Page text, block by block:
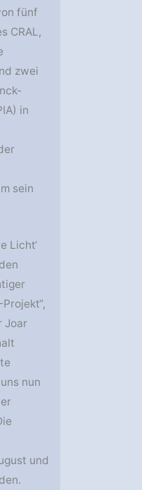
fünf
CRAL,
zwei
in
sein
Licht‘
Joar
nun
und